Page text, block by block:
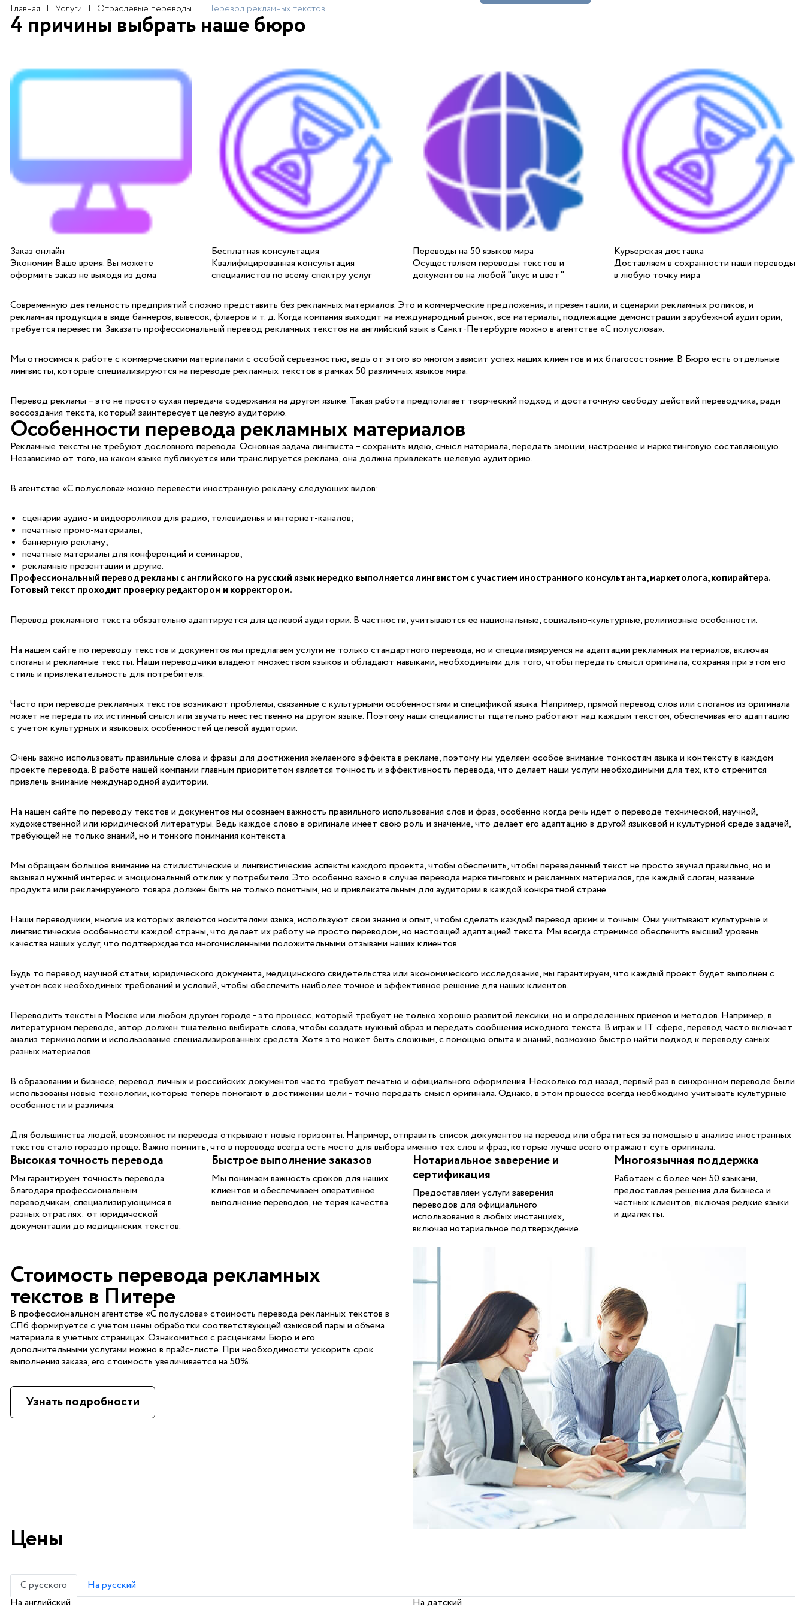
Главная Услуги Отраслевые переводы Перевод рекламных текстов
4 причины выбрать наше бюро
Заказ онлайн
Экономим Ваше время. Вы можете
оформить заказ не выходя из дома
Бесплатная консультация
Квалифицированная консультация
специалистов по всему спектру услуг
Переводы на 50 языков мира
Осуществляем переводы текстов и
документов на любой "вкус и цвет"
Курьерская доставка
Доставляем в сохранности наши переводы
в любую точку мира
Современную деятельность предприятий сложно представить без рекламных материалов. Это и коммерческие предложения, и презентации, и сценарии рекламных роликов, и
рекламная продукция в виде баннеров, вывесок, флаеров и т. д. Когда компания выходит на международный рынок, все материалы, подлежащие демонстрации зарубежной аудитории,
требуется перевести. Заказать профессиональный перевод рекламных текстов на английский язык в Санкт-Петербурге можно в агентстве «С полуслова».
Мы относимся к работе с коммерческими материалами с особой серьезностью, ведь от этого во многом зависит успех наших клиентов и их благосостояние. В Бюро есть отдельные
лингвисты, которые специализируются на переводе рекламных текстов в рамках 50 различных языков мира.
Перевод рекламы – это не просто сухая передача содержания на другом языке. Такая работа предполагает творческий подход и достаточную свободу действий переводчика, ради
воссоздания текста, который заинтересует целевую аудиторию.
Особенности перевода рекламных материалов
Рекламные тексты не требуют дословного перевода. Основная задача лингвиста – сохранить идею, смысл материала, передать эмоции, настроение и маркетинговую составляющую.
Независимо от того, на каком языке публикуется или транслируется реклама, она должна привлекать целевую аудиторию.
В агентстве «С полуслова» можно перевести иностранную рекламу следующих видов:
сценарии аудио- и видеороликов для радио, телевиденья и интернет-каналов;
печатные промо-материалы;
баннерную рекламу;
печатные материалы для конференций и семинаров;
рекламные презентации и другие.
Профессиональный перевод рекламы с английского на русский язык нередко выполняется лингвистом с участием иностранного консультанта, маркетолога, копирайтера.
Готовый текст проходит проверку редактором и корректором.
Перевод рекламного текста обязательно адаптируется для целевой аудитории. В частности, учитываются ее национальные, социально-культурные, религиозные особенности.
На нашем сайте по переводу текстов и документов мы предлагаем услуги не только стандартного перевода, но и специализируемся на адаптации рекламных материалов, включая
слоганы и рекламные тексты. Наши переводчики владеют множеством языков и обладают навыками, необходимыми для того, чтобы передать смысл оригинала, сохраняя при этом его
стиль и привлекательность для потребителя.
Часто при переводе рекламных текстов возникают проблемы, связанные с культурными особенностями и спецификой языка. Например, прямой перевод слов или слоганов из оригинала
может не передать их истинный смысл или звучать неестественно на другом языке. Поэтому наши специалисты тщательно работают над каждым текстом, обеспечивая его адаптацию
с учетом культурных и языковых особенностей целевой аудитории.
Очень важно использовать правильные слова и фразы для достижения желаемого эффекта в рекламе, поэтому мы уделяем особое внимание тонкостям языка и контексту в каждом
проекте перевода. В работе нашей компании главным приоритетом является точность и эффективность перевода, что делает наши услуги необходимыми для тех, кто стремится
привлечь внимание международной аудитории.
На нашем сайте по переводу текстов и документов мы осознаем важность правильного использования слов и фраз, особенно когда речь идет о переводе технической, научной,
художественной или юридической литературы. Ведь каждое слово в оригинале имеет свою роль и значение, что делает его адаптацию в другой языковой и культурной среде задачей,
требующей не только знаний, но и тонкого понимания контекста.
Мы обращаем большое внимание на стилистические и лингвистические аспекты каждого проекта, чтобы обеспечить, чтобы переведенный текст не просто звучал правильно, но и
вызывал нужный интерес и эмоциональный отклик у потребителя. Это особенно важно в случае перевода маркетинговых и рекламных материалов, где каждый слоган, название
продукта или рекламируемого товара должен быть не только понятным, но и привлекательным для аудитории в каждой конкретной стране.
Наши переводчики, многие из которых являются носителями языка, используют свои знания и опыт, чтобы сделать каждый перевод ярким и точным. Они учитывают культурные и
лингвистические особенности каждой страны, что делает их работу не просто переводом, но настоящей адаптацией текста. Мы всегда стремимся обеспечить высший уровень
качества наших услуг, что подтверждается многочисленными положительными отзывами наших клиентов.
Будь то перевод научной статьи, юридического документа, медицинского свидетельства или экономического исследования, мы гарантируем, что каждый проект будет выполнен с
учетом всех необходимых требований и условий, чтобы обеспечить наиболее точное и эффективное решение для наших клиентов.
Переводить тексты в Москве или любом другом городе - это процесс, который требует не только хорошо развитой лексики, но и определенных приемов и методов. Например, в
литературном переводе, автор должен тщательно выбирать слова, чтобы создать нужный образ и передать сообщения исходного текста. В играх и IT сфере, перевод часто включает
анализ терминологии и использование специализированных средств. Хотя это может быть сложным, с помощью опыта и знаний, возможно быстро найти подход к переводу самых
разных материалов.
В образовании и бизнесе, перевод личных и российских документов часто требует печатью и официального оформления. Несколько год назад, первый раз в синхронном переводе были
использованы новые технологии, которые теперь помогают в достижении цели - точно передать смысл оригинала. Однако, в этом процессе всегда необходимо учитывать культурные
особенности и различия.
Для большинства людей, возможности перевода открывают новые горизонты. Например, отправить список документов на перевод или обратиться за помощью в анализе иностранных
текстов стало гораздо проще. Важно помнить, что в переводе всегда есть место для выбора именно тех слов и фраз, которые лучше всего отражают суть оригинала.
Высокая точность перевода
Мы гарантируем точность перевода
благодаря профессиональным
переводчикам, специализирующимся в
разных отраслях: от юридической
документации до медицинских текстов.
Быстрое выполнение заказов
Мы понимаем важность сроков для наших
клиентов и обеспечиваем оперативное
выполнение переводов, не теряя качества.
Нотариальное заверение и
сертификация
Предоставляем услуги заверения
переводов для официального
использования в любых инстанциях,
включая нотариальное подтверждение.
Многоязычная поддержка
Работаем с более чем 50 языками,
предоставляя решения для бизнеса и
частных клиентов, включая редкие языки
и диалекты.
Стоимость перевода рекламных
текстов в Питере
В профессиональном агентстве «С полуслова» стоимость перевода рекламных текстов в
СПб формируется с учетом цены обработки соответствующей языковой пары и объема
материала в учетных страницах. Ознакомиться с расценками Бюро и его
дополнительными услугами можно в прайс-листе. При необходимости ускорить срок
выполнения заказа, его стоимость увеличивается на 50%.
Узнать подробности
Цены
С русского
На русский
На английский
На датский